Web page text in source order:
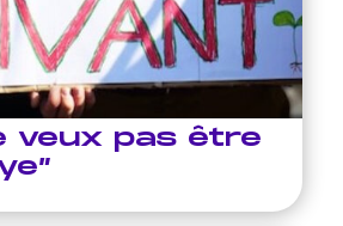
veux pas être